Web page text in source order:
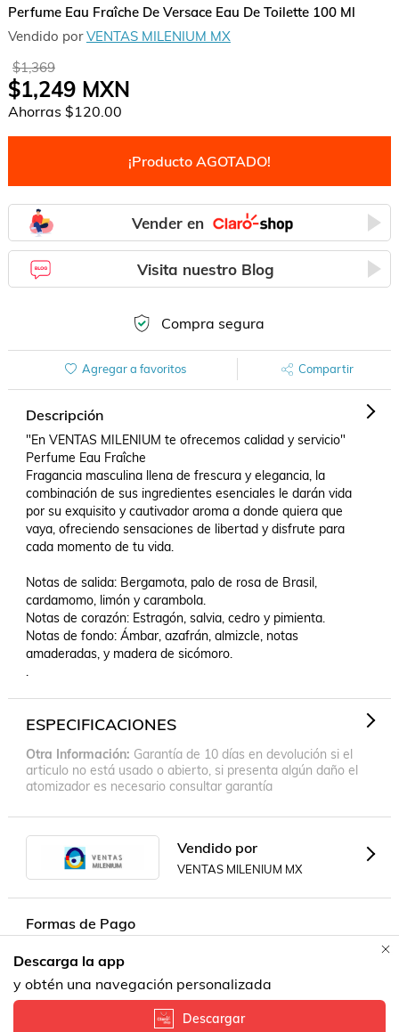
Perfume Eau Fraîche De Versace Eau De Toilette 100 Ml
Vendido porVENTAS MILENIUM MX
$1,369
$1,249MXN
Ahorras $120.00
¡Producto AGOTADO!
Vender en
Visita nuestro Blog
Compra segura
Agregar a favoritos Compartir
Descripción
"En VENTAS MILENIUM te ofrecemos calidad y servicio"
Perfume Eau Fraîche
Fragancia masculina llena de frescura y elegancia, la
combinación de sus ingredientes esenciales le darán vida
por su exquisito y cautivador aroma a donde quiera que
vaya, ofreciendo sensaciones de libertad y disfrute para
cada momento de tu vida.
Notas de salida: Bergamota, palo de rosa de Brasil,
cardamomo, limón y carambola.
Notas de corazón: Estragón, salvia, cedro y pimienta.
Notas de fondo: Ámbar, azafrán, almizcle, notas
amaderadas, y madera de sicómoro.
.
ESPECIFICACIONES
Otra Información Garantía de 10 días en devolución si el
articulo no está usado o abierto, si presenta algún daño el
atomizador es necesario consultar garantía
Vendido por
VENTAS MILENIUM MX
Formas de Pago
Descarga la app
y obtén una navegación personalizada
Descargar